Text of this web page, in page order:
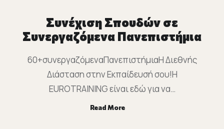
Συνέχιση Σπουδών σε
Συνεργαζόμενα Πανεπιστήμια
60+συνεργαζόμεναΠανεπιστήμιαΗ Διεθνής
Διάσταση στην Εκπαίδευσή σου!Η
EUROTRAINING είναι εδώ για να…
Read More